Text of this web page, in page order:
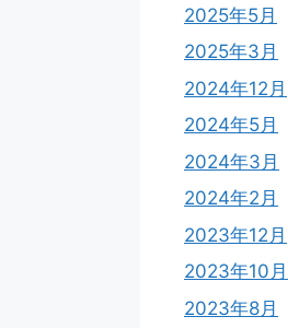
2025年5月
2025年3月
2024年12月
2024年5月
2024年3月
2024年2月
2023年12月
2023年10月
2023年8月